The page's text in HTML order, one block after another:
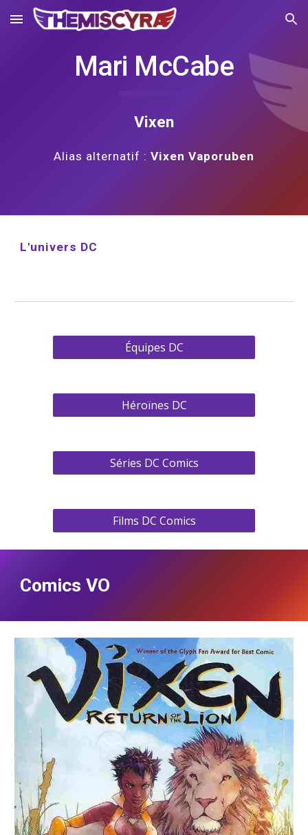
Skip to main content Skip to navigation
Mari McCabe
Vixen
Alias alternatif : Vixen Vaporuben
L'univers DC
Équipes DC
Héroïnes DC
Séries DC Comics
Films DC Comics
Comics VO